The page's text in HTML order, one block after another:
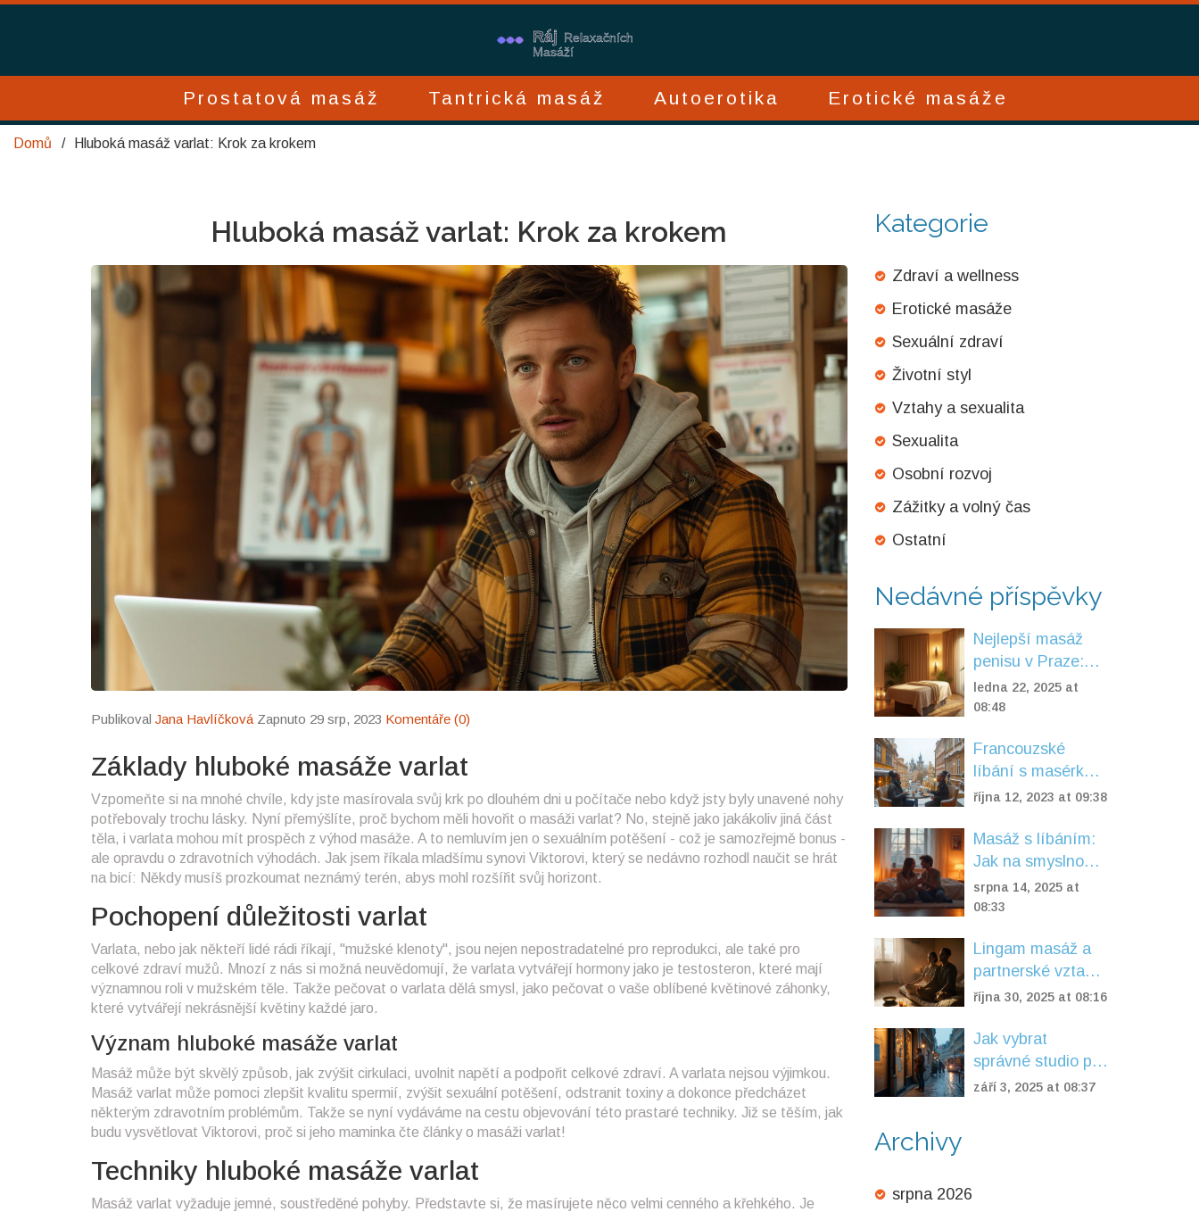
Prostatová masáž Tantrická masáž Autoerotika Erotické masáže
Domů Hluboká masáž varlat: Krok za krokem
Hluboká masáž varlat: Krok za krokem
Publikoval Jana Havlíčková Zapnuto 29 srp, 2023 Komentáře (0)
Základy hluboké masáže varlat
Vzpomeňte si na mnohé chvíle, kdy jste masírovala svůj krk po dlouhém dni u počítače nebo když jsty byly unavené nohy
potřebovaly trochu lásky. Nyní přemýšlíte, proč bychom měli hovořit o masáži varlat? No, stejně jako jakákoliv jiná část
těla, i varlata mohou mít prospěch z výhod masáže. A to nemluvím jen o sexuálním potěšení - což je samozřejmě bonus -
ale opravdu o zdravotních výhodách. Jak jsem říkala mladšímu synovi Viktorovi, který se nedávno rozhodl naučit se hrát
na bicí: Někdy musíš prozkoumat neznámý terén, abys mohl rozšířit svůj horizont.
Pochopení důležitosti varlat
Varlata, nebo jak někteří lidé rádi říkají, "mužské klenoty", jsou nejen nepostradatelné pro reprodukci, ale také pro
celkové zdraví mužů. Mnozí z nás si možná neuvědomují, že varlata vytvářejí hormony jako je testosteron, které mají
významnou roli v mužském těle. Takže pečovat o varlata dělá smysl, jako pečovat o vaše oblíbené květinové záhonky,
které vytvářejí nekrásnější květiny každé jaro.
Význam hluboké masáže varlat
Masáž může být skvělý způsob, jak zvýšit cirkulaci, uvolnit napětí a podpořit celkové zdraví. A varlata nejsou výjimkou.
Masáž varlat může pomoci zlepšit kvalitu spermií, zvýšit sexuální potěšení, odstranit toxiny a dokonce předcházet
některým zdravotním problémům. Takže se nyní vydáváme na cestu objevování této prastaré techniky. Již se těším, jak
budu vysvětlovat Viktorovi, proč si jeho maminka čte články o masáži varlat!
Techniky hluboké masáže varlat
Masáž varlat vyžaduje jemné, soustředěné pohyby. Představte si, že masírujete něco velmi cenného a křehkého. Je
Kategorie
Zdraví a wellness
Erotické masáže
Sexuální zdraví
Životní styl
Vztahy a sexualita
Sexualita
Osobní rozvoj
Zážitky a volný čas
Ostatní
Nedávné příspěvky
Nejlepší masáž
penisu v Praze:
Jak na to a co
očekávat
ledna 22, 2025 at
08:48
Francouzské
líbání s masérkou
v Praze: Jak si
místo?
října 12, 2023 at 09:38
Masáž s líbáním:
Jak na smyslnou
erotickou masáž
krok za krokem
srpna 14, 2025 at
08:33
Lingam masáž a
partnerské vztahy:
Jak podpořit
října 30, 2025 at 08:16
Jak vybrat
správné studio pro
erotické masáže v
září 3, 2025 at 08:37
Archivy
srpna 2026